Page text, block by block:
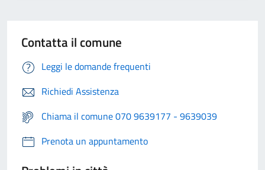
Contatta il comune
Leggi le domande frequenti
Richiedi Assistenza
Chiama il comune 070 9639177 - 9639039
Prenota un appuntamento